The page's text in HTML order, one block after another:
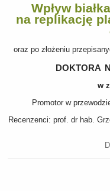
Wpływ
na replikację
oraz po złożeniu
doktora
w
Promotor w
Recenzenci: prof. dr hab.